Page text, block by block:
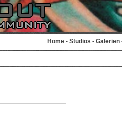
Home - Studios - Galerien